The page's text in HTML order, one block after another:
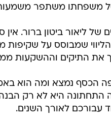
משפחתו משתפר
ליאור ביטון ברור.
שמבוסס על שקיפות
את התיקים וההשקעות
הכסף נמצא ומה הוא
התחתונה היא לא רק
עבורכם לאורך השנים.